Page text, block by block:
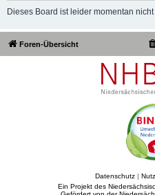
Dieses Board ist leider momentan
Foren-Übersicht
Datenschutz|
Ein Projekt des